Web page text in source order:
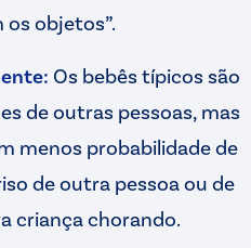
objetos”.
Os bebês típicos são
de outras pessoas, mas
menos probabilidade de
de outra pessoa ou de
criança chorando.